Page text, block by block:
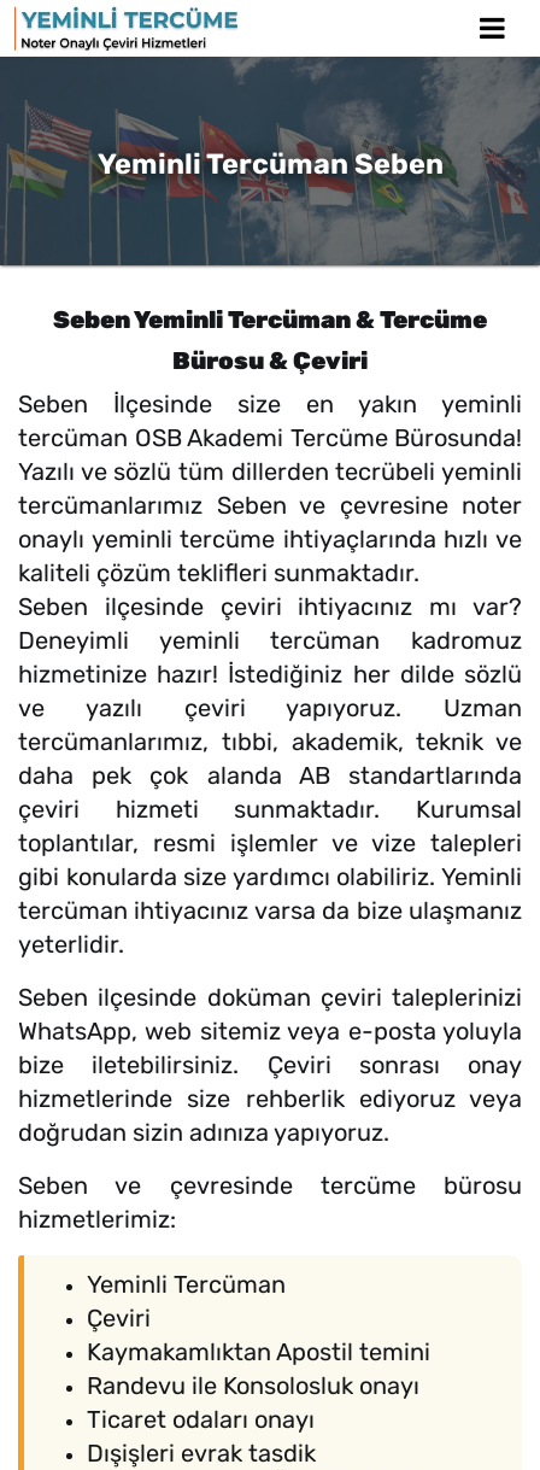
Yeminli Tercüman Seben
Seben Yeminli Tercüman & Tercüme
Bürosu & Çeviri
Seben İlçesinde size en yakın yeminli
tercüman OSB Akademi Tercüme Bürosunda!
Yazılı ve sözlü tüm dillerden tecrübeli yeminli
tercümanlarımız Seben ve çevresine noter
onaylı yeminli tercüme ihtiyaçlarında hızlı ve
kaliteli çözüm teklifleri sunmaktadır.
Seben ilçesinde çeviri ihtiyacınız mı var?
Deneyimli yeminli tercüman kadromuz
hizmetinize hazır! İstediğiniz her dilde sözlü
ve yazılı çeviri yapıyoruz. Uzman
tercümanlarımız, tıbbi, akademik, teknik ve
daha pek çok alanda AB standartlarında
çeviri hizmeti sunmaktadır. Kurumsal
toplantılar, resmi işlemler ve vize talepleri
gibi konularda size yardımcı olabiliriz. Yeminli
tercüman ihtiyacınız varsa da bize ulaşmanız
yeterlidir.
Seben ilçesinde doküman çeviri taleplerinizi
WhatsApp, web sitemiz veya e-posta yoluyla
bize iletebilirsiniz. Çeviri sonrası onay
hizmetlerinde size rehberlik ediyoruz veya
doğrudan sizin adınıza yapıyoruz.
Seben ve çevresinde tercüme bürosu
hizmetlerimiz:
Yeminli Tercüman
Çeviri
Kaymakamlıktan Apostil temini
Randevu ile Konsolosluk onayı
Ticaret odaları onayı
Dışişleri evrak tasdik